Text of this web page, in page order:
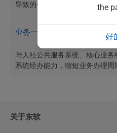
导致的合同数据丢失以及泄密等
业务一体化
与人社公共服务系统、核心业
系统经办能力，缩短业务办理周
关于东软
the
好